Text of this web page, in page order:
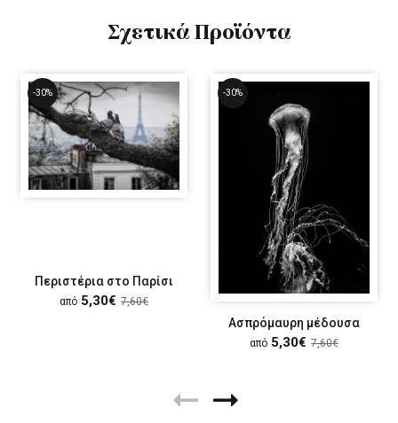
Σχετικά Προϊόντα
-30%
Περιστέρια στο Παρίσι
από 5,30€ 7,60€
-30%
Ασπρόμαυρη μέδουσα
από 5,30€ 7,60€